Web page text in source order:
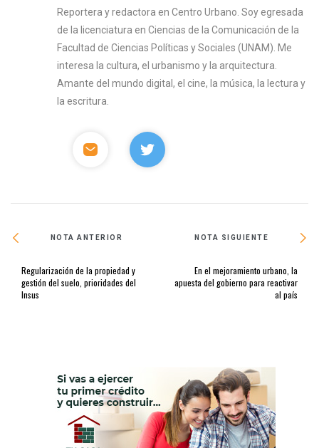
Reportera y redactora en Centro Urbano. Soy egresada
de la licenciatura en Ciencias de la Comunicación de la
Facultad de Ciencias Políticas y Sociales (UNAM). Me
interesa la cultura, el urbanismo y la arquitectura.
Amante del mundo digital, el cine, la música, la lectura y
la escritura.
NOTA ANTERIOR
Regularización de la propiedad y
gestión del suelo, prioridades del
Insus
NOTA SIGUIENTE
En el mejoramiento urbano, la
apuesta del gobierno para reactivar
al país